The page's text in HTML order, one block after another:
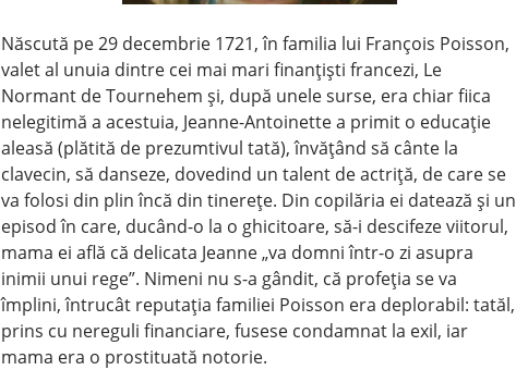
Născută pe 29 decembrie 1721, în familia lui François Poisson,
valet al unuia dintre cei mai mari finanţişti francezi, Le
Normant de Tournehem şi, după unele surse, era chiar fiica
nelegitimă a acestuia, Jeanne-Antoinette a primit o educaţie
aleasă (plătită de prezumtivul tată), învăţând să cânte la
clavecin, să danseze, dovedind un talent de actriţă, de care se
va folosi din plin încă din tinereţe. Din copilăria ei datează şi un
episod în care, ducând-o la o ghicitoare, să-i descifeze viitorul,
mama ei află că delicata Jeanne „va domni într-o zi asupra
inimii unui rege”. Nimeni nu s-a gândit, că profeţia se va
împlini, întrucât reputaţia familiei Poisson era deplorabil: tatăl,
prins cu nereguli financiare, fusese condamnat la exil, iar
mama era o prostituată notorie.